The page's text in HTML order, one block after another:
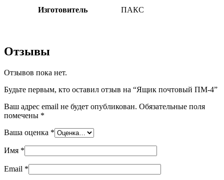
Изготовитель ПАКС
Отзывы
Отзывов пока нет.
Будьте первым, кто оставил отзыв на “Ящик почтовый ПМ-4”
Ваш адрес email не будет опубликован. Обязательные поля
помечены *
Ваша оценка *
Имя *
Email *